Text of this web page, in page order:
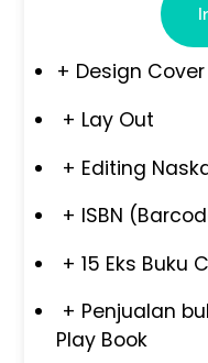
+ Design Cover
+ Lay Out
+ Editing
+ ISBN
+ 15 Eks Buku
+ Penjualan
Play Book